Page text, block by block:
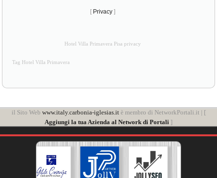
[ Privacy ]
Hotel Villa Primavera Pisa privacy
Tag Hotel Villa Primavera
il Sito Web www.italy.carbonia-iglesias.itè membro di NetworkPortali.it | [
Aggiungi la tua Azienda al Network di Portali ]